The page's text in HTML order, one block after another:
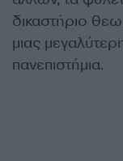
δικαστήριο
μιας
πανεπιστήμια.